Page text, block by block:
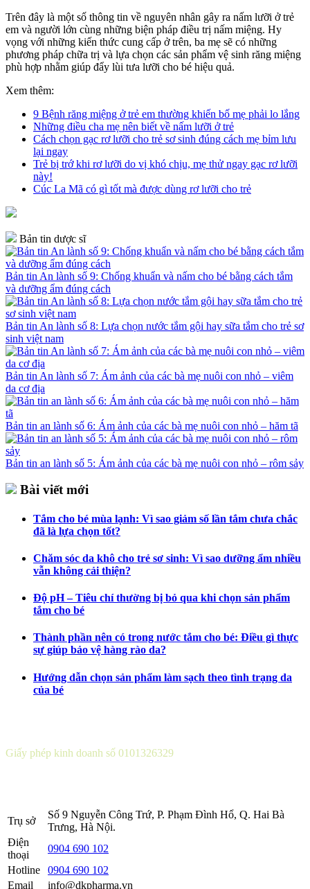
Trên đây là một số thông tin về nguyên nhân gây ra nấm lưỡi ở trẻ
em và người lớn cùng những biện pháp điều trị nấm miệng. Hy
vọng với những kiến thức cung cấp ở trên, ba mẹ sẽ có những
phương pháp chữa trị và lựa chọn các sản phẩm vệ sinh răng miệng
phù hợp nhằm giúp đẩy lùi tưa lưỡi cho bé hiệu quả.
Xem thêm:
9 Bệnh răng miệng ở trẻ em thường khiến bố mẹ phải lo lắng
Những điều cha mẹ nên biết về nấm lưỡi ở trẻ
Cách chọn gạc rơ lưỡi cho trẻ sơ sinh đúng cách mẹ bỉm lưu
lại ngay
Trẻ bị trớ khi rơ lưỡi do vị khó chịu, mẹ thử ngay gạc rơ lưỡi
này!
Cúc La Mã có gì tốt mà được dùng rơ lưỡi cho trẻ
Bản tin dược sĩ
Bản tin An lành số 9: Chống khuẩn và nấm cho bé bằng cách tắm
và dưỡng ẩm đúng cách
Bản tin An lành số 8: Lựa chọn nước tắm gội hay sữa tắm cho trẻ sơ
sinh việt nam
Bản tin An lành số 7: Ám ảnh của các bà mẹ nuôi con nhỏ – viêm
da cơ địa
Bản tin an lành số 6: Ám ảnh của các bà mẹ nuôi con nhỏ – hăm tã
Bản tin an lành số 5: Ám ảnh của các bà mẹ nuôi con nhỏ – rôm sảy
Bài viết mới
Tắm cho bé mùa lạnh: Vì sao giảm số lần tắm chưa chắc
đã là lựa chọn tốt?
Chăm sóc da khô cho trẻ sơ sinh: Vì sao dưỡng ẩm nhiều
vẫn không cải thiện?
Độ pH – Tiêu chí thường bị bỏ qua khi chọn sản phẩm
tắm cho bé
Thành phần nên có trong nước tắm cho bé: Điều gì thực
sự giúp bảo vệ hàng rào da?
Hướng dẫn chọn sản phẩm làm sạch theo tình trạng da
của bé
Giấy phép kinh doanh số 0101326329
Trụ sở
Số 9 Nguyễn Công Trứ, P. Phạm Đình Hổ, Q. Hai Bà
Trưng, Hà Nội.
Điện
thoại
0904 690 102
Hotline
0904 690 102
Email
info@dkpharma.vn